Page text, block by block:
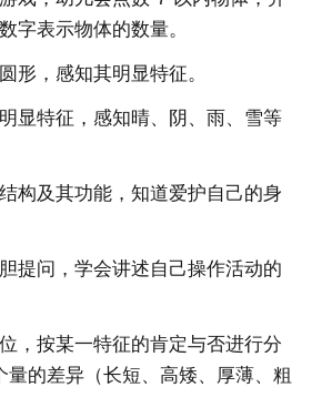
字表示物体的数量。
形，感知其明显特征。
显特征，感知晴、阴、雨、雪等
构及其功能，知道爱护自己的身
提问，学会讲述自己操作活动的
，按某一特征的肯定与否进行分
量的差异（长短、高矮、厚薄、粗